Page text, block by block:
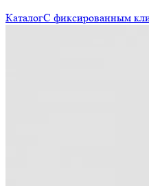
КаталогС фиксированным